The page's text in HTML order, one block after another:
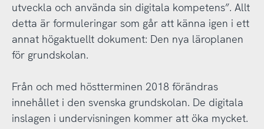
utveckla och använda sin digitala kompetens”. Allt
detta är formuleringar som går att känna igen i ett
annat högaktuellt dokument: Den nya läroplanen
för grundskolan.
Från och med höstterminen 2018 förändras
innehållet i den svenska grundskolan. De digitala
inslagen i undervisningen kommer att öka mycket.